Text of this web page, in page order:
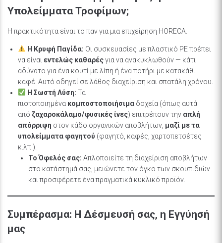
Υπολείμματα Τροφίμων;
Η πρακτικότητα είναι το παν για μια επιχείρηση HORECA.
Η Κρυφή Παγίδα: Οι συσκευασίες με πλαστικό PE πρέπει
να είναι εντελώς καθαρέςγια να ανακυκλωθούν — κάτι
αδύνατο για ένα κουτί με λίπη ή ένα ποτήρι με κατακάθι
καφέ. Αυτό οδηγεί σε λάθος διαχείριση και σπατάλη χρόνου.
Η Σωστή Λύση: Τα
πιστοποιημένα κομποστοποιήσιμα δοχεία (όπως αυτά
από ζαχαροκάλαμο/φυσικές ίνες) επιτρέπουν την απλή
απόρριψη στον κάδο οργανικών αποβλήτων, μαζί με τα
υπολείμματα φαγητού (φαγητό, καφές, χαρτοπετσέτες
κ.λπ.).
Το Όφελός σας: Απλοποιείτε τη διαχείριση αποβλήτων
στο κατάστημά σας, μειώνετε τον όγκο των σκουπιδιών
και προσφέρετε ένα πραγματικά κυκλικό προϊόν.
Συμπέρασμα: Η Δέσμευσή σας, η Εγγύησή
μας